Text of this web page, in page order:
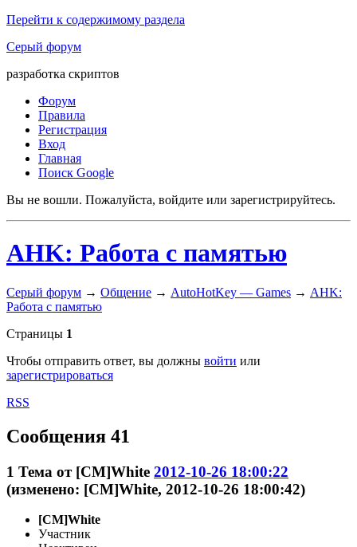
Перейти к содержимому раздела
Серый форум
разработка скриптов
Форум
Правила
Регистрация
Вход
Главная
Поиск Google
Вы не вошли. Пожалуйста, войдите или зарегистрируйтесь.
AHK: Работа с памятью
Серый форум → Общение → AutoHotKey — Games → AHK:
Работа с памятью
Страницы 1
Чтобы отправить ответ, вы должны войти или
зарегистрироваться
RSS
Сообщения 41
1 Тема от [CM]White 2012-10-26 18:00:22
(изменено: [CM]White, 2012-10-26 18:00:42)
[CM]White
Участник